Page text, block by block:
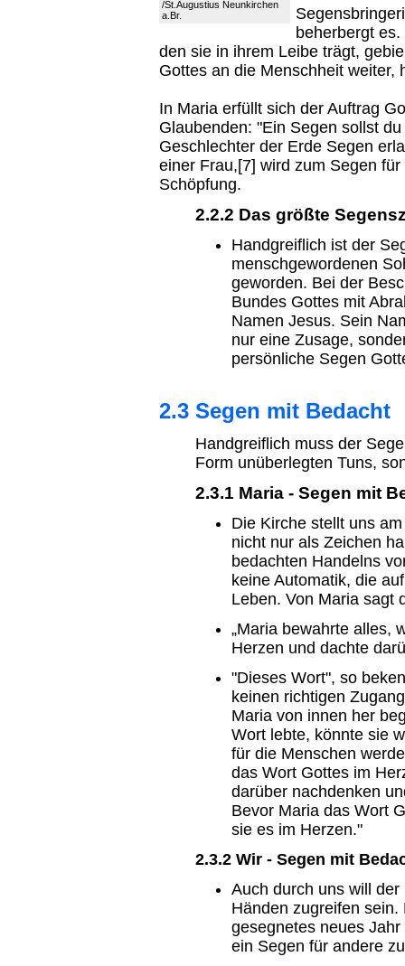
/St.Augustius Neunkirchen
a.Br.
beherbergt
den sie in ihrem Leibe trägt,
Gottes an die Menschheit weiter,
In Maria erfüllt sich der Auftrag
Glaubenden: "Ein Segen sollst
Geschlechter der Erde Segen
einer Frau,[7] wird zum Segen
Schöpfung.
2.2.2 Das größte
Handgreiflich ist der
menschgewordenen
geworden. Bei der
Bundes Gottes mit
Namen Jesus. Sein
nur eine Zusage,
persönliche Segen
2.3 Segen mit Bedacht
Handgreiflich muss der
Form unüberlegten Tuns,
2.3.1 Maria - Segen mit
Die Kirche stellt uns
nicht nur als Zeichen
bedachten Handelns
keine Automatik, die
Leben. Von Maria sagt
„Maria bewahrte alles,
Herzen und dachte
"Dieses Wort", so
keinen richtigen
Maria von innen her
Wort lebte, könnte sie
für die Menschen
das Wort Gottes im
darüber nachdenken
Bevor Maria das Wort
sie es im Herzen."
2.3.2 Wir - Segen mit
Auch durch uns will
Händen zugreifen
gesegnetes neues
ein Segen für andere